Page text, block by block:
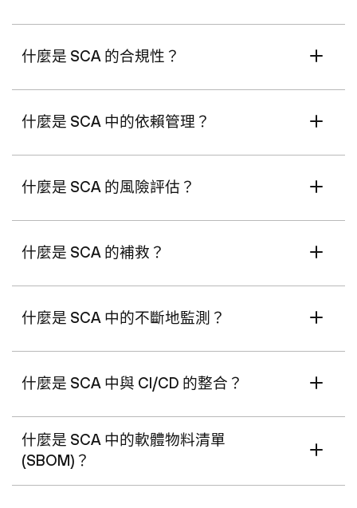
什麼是 SCA 的合規性？
什麼是 SCA 中的依賴管理？
什麼是 SCA 的風險評估？
什麼是 SCA 的補救？
什麼是 SCA 中的不斷地監測？
什麼是 SCA 中與 CI/CD 的整合？
什麼是 SCA 中的軟體物料清單
(SBOM)？